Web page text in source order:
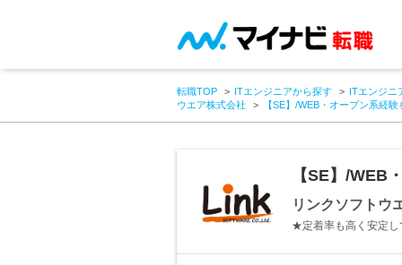
転職TOP ITエンジニアから探す
ITエンジニ
ウエア株式会社
【SE】/WEB・オープン系経
【SE】/WEB
リンクソフトウ
★定着率も高く安定し